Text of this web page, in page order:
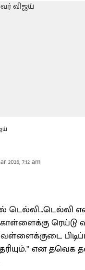
2026, 7:12 am
என
ரெய்டு
என